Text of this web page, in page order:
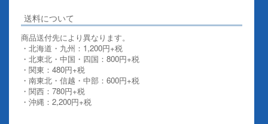
送料について
商品送付先により異なります。
・北海道・九州：1,200円+税
・北東北・中国・四国：800円+税
・関東：480円+税
・南東北・信越・中部：600円+税
・関西：780円+税
・沖縄：2,200円+税